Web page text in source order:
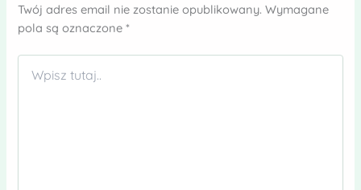
Twój adres email nie zostanie opublikowany. Wymagane
pola są oznaczone*
Wpisz
tutaj..